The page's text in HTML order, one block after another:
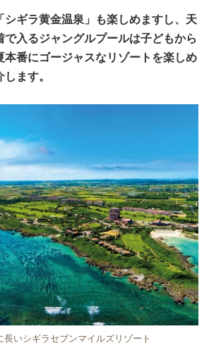
シギラ黄金温泉」も楽しめますし、天
で入るジャングルプールは子どもから
本番にゴージャスなリゾートを楽しめ
ます。
いシギラセブンマイルズリゾート